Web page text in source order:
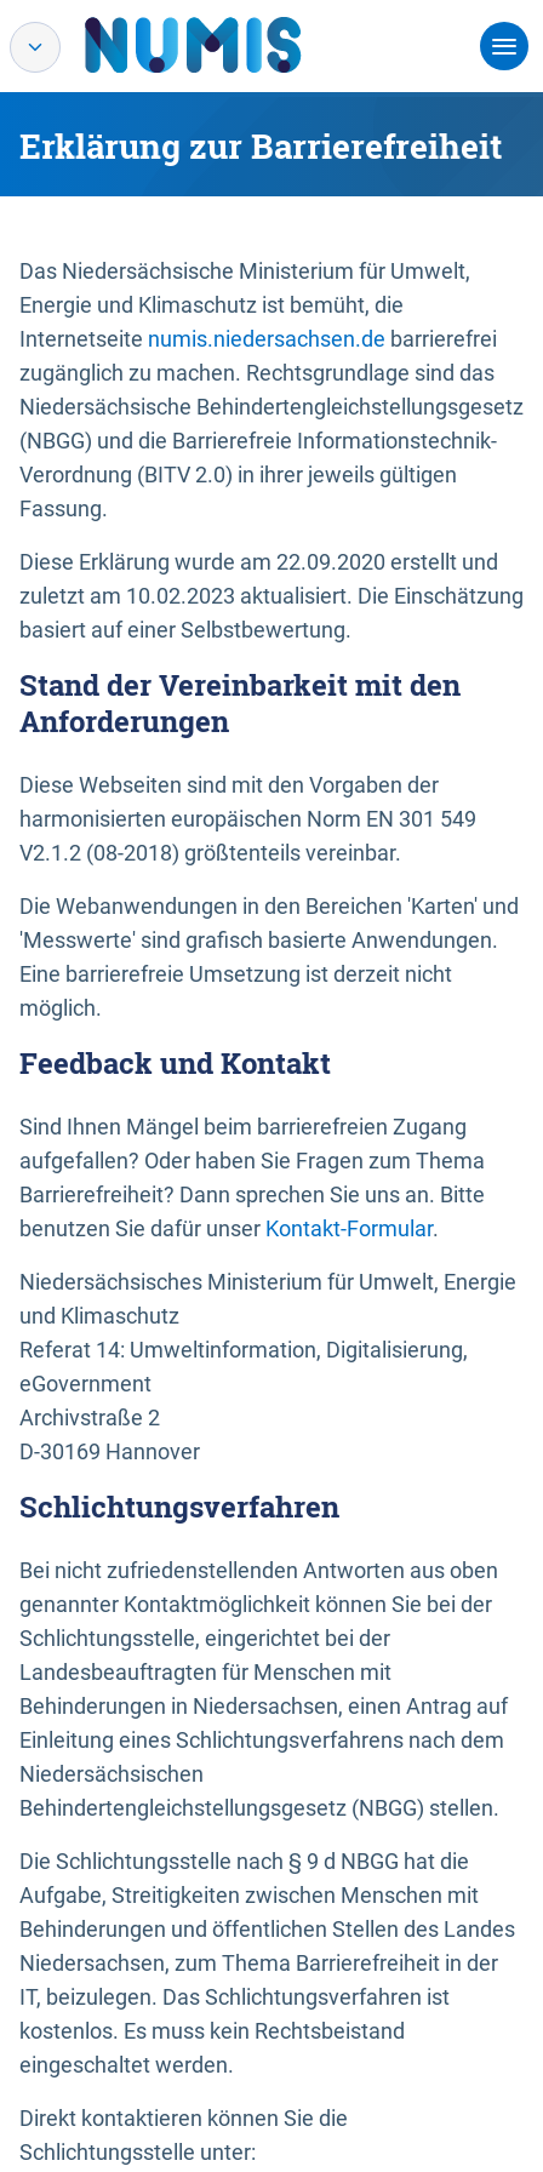
Erklärung zur Barrierefreiheit
Das Niedersächsische Ministerium für Umwelt,
Energie und Klimaschutz ist bemüht, die
Internetseite numis.niedersachsen.de barrierefrei
zugänglich zu machen. Rechtsgrundlage sind das
Niedersächsische Behindertengleichstellungsgesetz
(NBGG) und die Barrierefreie Informationstechnik-
Verordnung (BITV 2.0) in ihrer jeweils gültigen
Fassung.
Diese Erklärung wurde am 22.09.2020 erstellt und
zuletzt am 10.02.2023 aktualisiert. Die Einschätzung
basiert auf einer Selbstbewertung.
Stand der Vereinbarkeit mit den
Anforderungen
Diese Webseiten sind mit den Vorgaben der
harmonisierten europäischen Norm EN 301 549
V2.1.2 (08-2018) größtenteils vereinbar.
Die Webanwendungen in den Bereichen 'Karten' und
'Messwerte' sind grafisch basierte Anwendungen.
Eine barrierefreie Umsetzung ist derzeit nicht
möglich.
Feedback und Kontakt
Sind Ihnen Mängel beim barrierefreien Zugang
aufgefallen? Oder haben Sie Fragen zum Thema
Barrierefreiheit? Dann sprechen Sie uns an. Bitte
benutzen Sie dafür unser Kontakt-Formular.
Niedersächsisches Ministerium für Umwelt, Energie
und Klimaschutz
Referat 14: Umweltinformation, Digitalisierung,
eGovernment
Archivstraße 2
D-30169 Hannover
Schlichtungsverfahren
Bei nicht zufriedenstellenden Antworten aus oben
genannter Kontaktmöglichkeit können Sie bei der
Schlichtungsstelle, eingerichtet bei der
Landesbeauftragten für Menschen mit
Behinderungen in Niedersachsen, einen Antrag auf
Einleitung eines Schlichtungsverfahrens nach dem
Niedersächsischen
Behindertengleichstellungsgesetz (NBGG) stellen.
Die Schlichtungsstelle nach § 9 d NBGG hat die
Aufgabe, Streitigkeiten zwischen Menschen mit
Behinderungen und öffentlichen Stellen des Landes
Niedersachsen, zum Thema Barrierefreiheit in der
IT, beizulegen. Das Schlichtungsverfahren ist
kostenlos. Es muss kein Rechtsbeistand
eingeschaltet werden.
Direkt kontaktieren können Sie die
Schlichtungsstelle unter: